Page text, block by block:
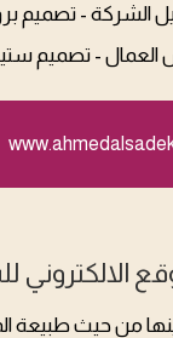
الشركة - تصميم
العمال - تصميم
الالكتروني
بينها من حيث